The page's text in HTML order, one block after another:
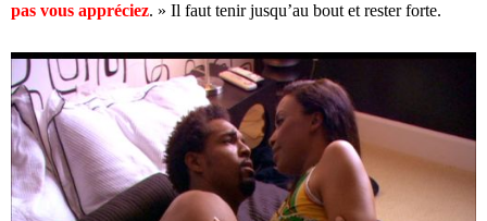
pas vous appréciez. » Il faut tenir jusqu’au bout et rester forte.